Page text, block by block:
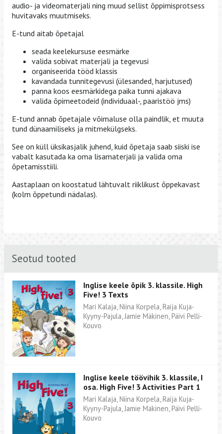
audio- ja videomaterjali ning muud sellist õppimisprotsess
huvitavaks muutmiseks.
E-tund aitab õpetajal
seada keelekursuse eesmärke
valida sobivat materjali ja tegevusi
organiseerida tööd klassis
kavandada tunnitegevusi (ülesanded, harjutused)
panna koos eesmärkidega paika tunni ajakava
valida õpimeetodeid (individuaal-, paaristöö jms)
E-tund annab õpetajale võimaluse olla paindlik, et muuta
tund dünaamiliseks ja mitmekülgseks.
See on küll üksikasjalik juhend, kuid õpetaja saab siiski ise
vabalt kasutada ka oma lisamaterjali ja valida oma
õpetamisstiili.
Aastaplaan on koostatud lähtuvalt riiklikust õppekavast
(kolm õppetundi nädalas).
Seotud tooted
Inglise keele õpik 3. klassile. High
Five! 3 Texts
Mari Kalaja, Niina Korpela, Raija Kuja-
Kyyny-Pajula, Jamie Mäkinen, Päivi Pelli-
Kouvo
Inglise keele töövihik 3. klassile, I
osa. High Five! 3 Activities Part 1
Mari Kalaja, Niina Korpela, Raija Kuja-
Kyyny-Pajula, Jamie Mäkinen, Päivi Pelli-
Kouvo